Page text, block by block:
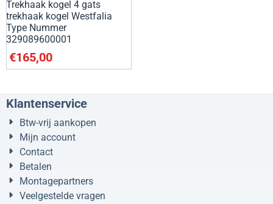
Trekhaak kogel 4 gats
trekhaak kogel Westfalia
Type Nummer
329089600001
€165,00
Klantenservice
Btw-vrij aankopen
Mijn account
Contact
Betalen
Montagepartners
Veelgestelde vragen